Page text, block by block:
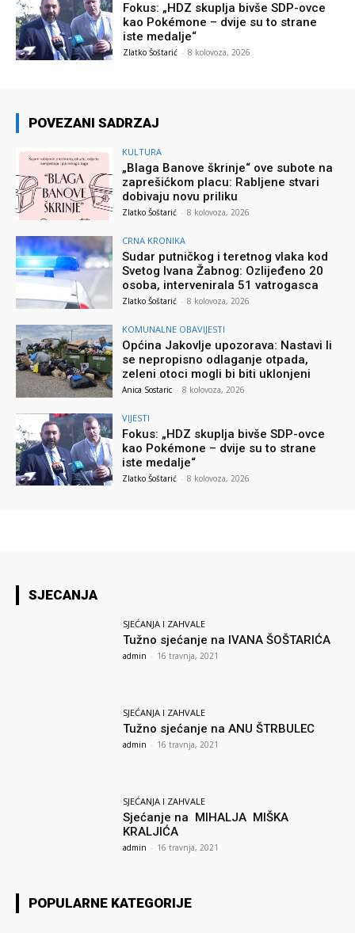
Fokus: „HDZ skuplja bivše SDP-ovce
kao Pokémone – dvije su to strane
iste medalje“
Zlatko Šoštarić - 8 kolovoza, 2026
POVEZANI SADRZAJ
KULTURA
„Blaga Banove škrinje“ ove subote na
zaprešićkom placu: Rabljene stvari
dobivaju novu priliku
Zlatko Šoštarić - 8 kolovoza, 2026
CRNA KRONIKA
Sudar putničkog i teretnog vlaka kod
Svetog Ivana Žabnog: Ozlijeđeno 20
osoba, intervenirala 51 vatrogasca
Zlatko Šoštarić - 8 kolovoza, 2026
KOMUNALNE OBAVIJESTI
Općina Jakovlje upozorava: Nastavi li
se nepropisno odlaganje otpada,
zeleni otoci mogli bi biti uklonjeni
Anica Sostaric - 8 kolovoza, 2026
VIJESTI
Fokus: „HDZ skuplja bivše SDP-ovce
kao Pokémone – dvije su to strane
iste medalje“
Zlatko Šoštarić - 8 kolovoza, 2026
SJECANJA
SJEĆANJA I ZAHVALE
Tužno sjećanje na IVANA ŠOŠTARIĆA
admin - 16 travnja, 2021
SJEĆANJA I ZAHVALE
Tužno sjećanje na ANU ŠTRBULEC
admin - 16 travnja, 2021
SJEĆANJA I ZAHVALE
Sjećanje na MIHALJA MIŠKA
KRALJIĆA
admin - 16 travnja, 2021
POPULARNE KATEGORIJE